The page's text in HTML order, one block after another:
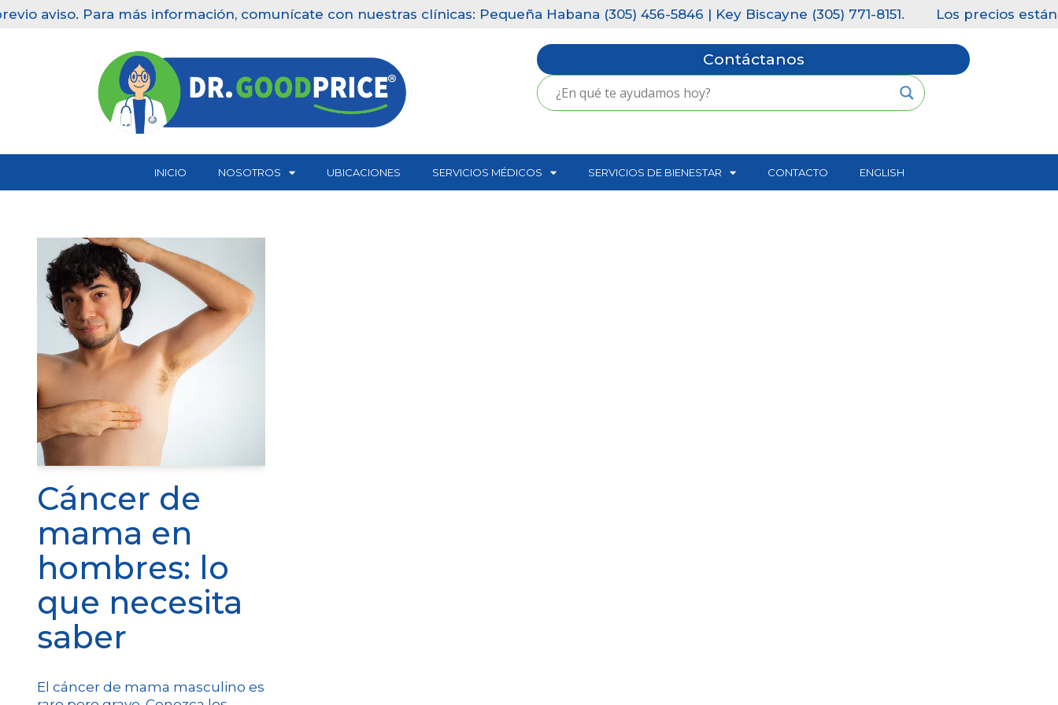
aviso. Para más información, comunícate con nuestras clínicas: Pequeña Habana (305) 456-5846 | Key Biscayne (305) 771-8151. Los precios están
Contáctanos
INICIO NOSOTROS UBICACIONES SERVICIOS MÉDICOS SERVICIOS DE BIENESTAR CONTACTO ENGLISH
Cáncer de
mama en
hombres: lo
que necesita
saber
El cáncer de mama masculino es